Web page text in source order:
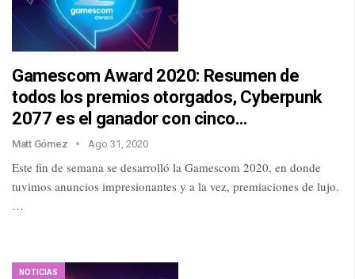
Gamescom Award 2020: Resumen de
todos los premios otorgados, Cyberpunk
2077 es el ganador con cinco…
Matt Gómez Ago 31, 2020
Este fin de semana se desarrolló la Gamescom 2020, en donde
tuvimos anuncios impresionantes y a la vez, premiaciones de lujo.
…
NOTICIAS